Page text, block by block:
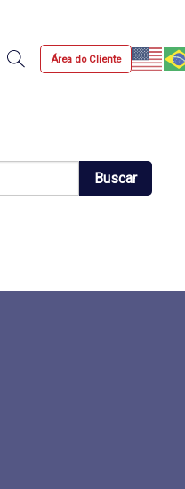
BuscaÁrea do Cliente
Buscar